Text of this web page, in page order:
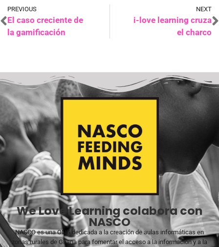
PREVIOUS
El caso creciente de
la gamificación
NEXT
i-love learning cruza
el charco
We Love Learning colabora con
NASCO
NASCO es una ONG dedicada a la creación de aulas informáticas en
zonas rurales de Ghana para fomentar el acceso a la información y a la